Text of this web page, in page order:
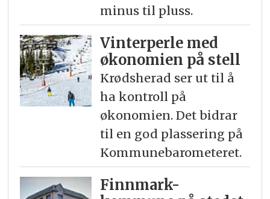
minus til pluss.
Vinterperle med
økonomien på stell
Krødsherad ser ut til å
ha kontroll på
økonomien. Det bidrar
til en god plassering på
Kommunebarometeret.
Finnmark-